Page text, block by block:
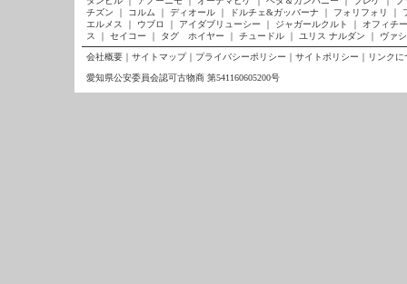
チズン
｜ コルム ｜ ディオール ｜ ドルチェ&ガッバーナ ｜ フォリフォリ ｜
エルメス
｜ ウブロ ｜ アイダブリューシー ｜ ジャガールクルト ｜
オフィチ
ス
｜ セイコー ｜ タグ ホイヤー ｜ チュードル ｜ ユリス ナルダン ｜ ヴァ
会社概要 ｜ サイトマップ｜ プライバシーポリシー ｜ サイトポリシー ｜ リンクに
愛知県公安委員会認可古物商 第541160605200号